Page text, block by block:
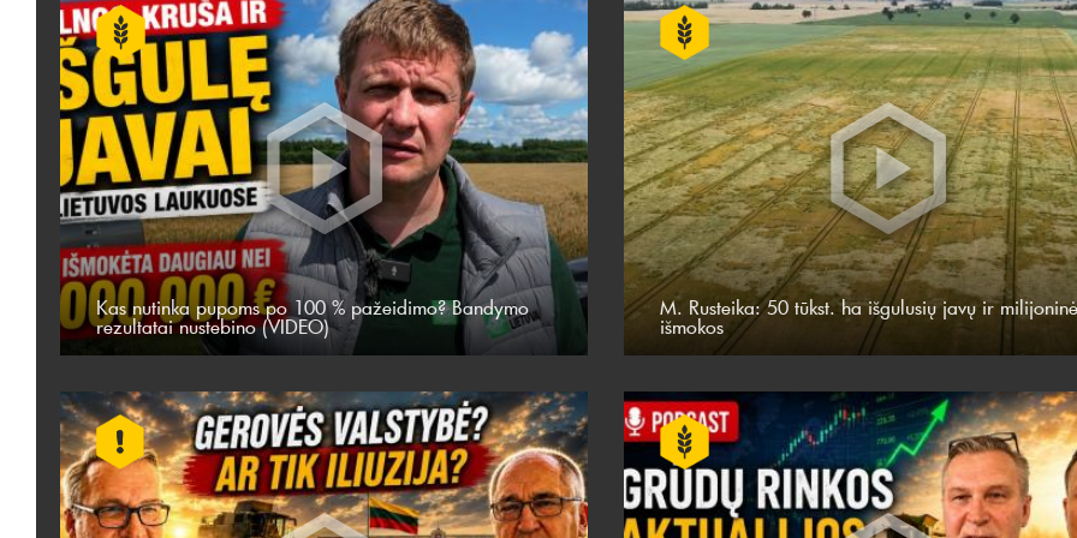
Kas nutinka pupoms po 100 % pažeidimo? Bandymo
rezultatai nustebino (VIDEO)
M. Rusteika: 50 tūkst. ha išgulusių javų ir
išmokos